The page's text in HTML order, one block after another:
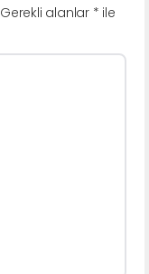
Gerekli alanlar * ile